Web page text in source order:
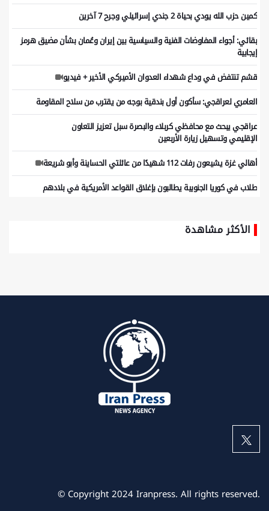
كمين حزب الله يودي بحياة 2 جندي إسرائيلي وجرح 7 آخرين
بقائي: أجواء المفاوضات الفنية والسياسية بين إيران وعُمان بشأن مضيق هرمز
إيجابية
قشم تنتفض في وداع شهداء العدوان الأميركي الأخير + فيديو
العامري لعراقجي: سأكون أول بندقية بوجه من يقترب من سلاح المقاومة
عراقجي یبحث مع محافظي کربلاء والبصرة سبل تعزیز التعاون
الإقلیمي وتسهیل زیارة الأربعین
أهالي غزة يشيعون رفات 112 شهيدًا من عائلتي الحساينة وأبو شريعة
طلاب في كوريا الجنوبية يطالبون بإغلاق القواعد الأمريكية في بلادهم
الأكثر مشاهدة
© Copyright 2024 Iranpress. All rights reserved.